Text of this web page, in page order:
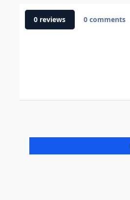
0 reviews 0 comments